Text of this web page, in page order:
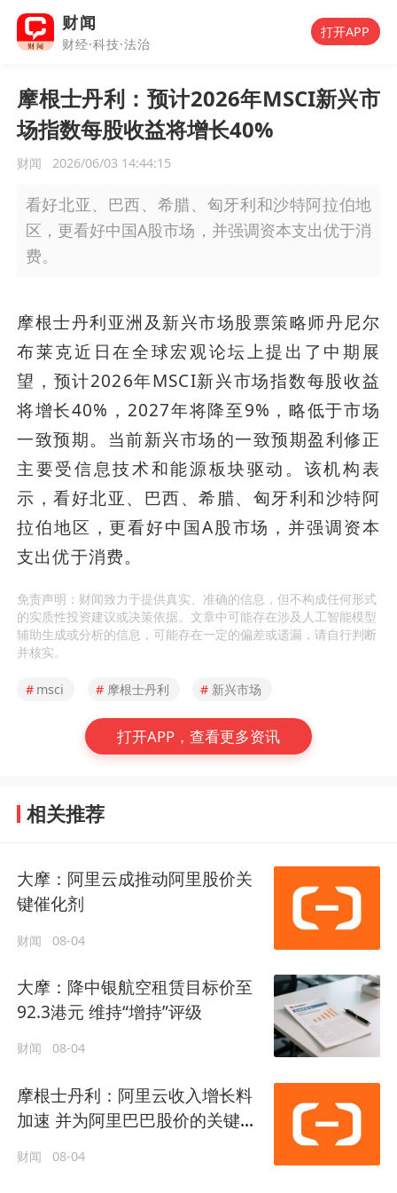
财闻
财经·科技·法治
打开APP
摩根士丹利：预计2026年MSCI新兴市
场指数每股收益将增长40%
财闻 2026/06/03 14:44:15
看好北亚、巴西、希腊、匈牙利和沙特阿拉伯地
区，更看好中国A股市场，并强调资本支出优于消
费。
摩根士丹利亚洲及新兴市场股票策略师丹尼尔
布莱克近日在全球宏观论坛上提出了中期展
望，预计2026年MSCI新兴市场指数每股收益
将增长40%，2027年将降至9%，略低于市场
一致预期。当前新兴市场的一致预期盈利修正
主要受信息技术和能源板块驱动。该机构表
示，看好北亚、巴西、希腊、匈牙利和沙特阿
拉伯地区，更看好中国A股市场，并强调资本
支出优于消费。
免责声明：财闻致力于提供真实、准确的信息，但不构成任何形式
的实质性投资建议或决策依据。文章中可能存在涉及人工智能模型
辅助生成或分析的信息，可能存在一定的偏差或遗漏，请自行判断
并核实。
# msci # 摩根士丹利 # 新兴市场
打开APP，查看更多资讯
相关推荐
大摩：阿里云成推动阿里股价关
键催化剂
财闻 08-04
大摩：降中银航空租赁目标价至
92.3港元 维持“增持”评级
财闻 08-04
摩根士丹利：阿里云收入增长料
加速 并为阿里巴巴股价的关键催
财闻 08-04